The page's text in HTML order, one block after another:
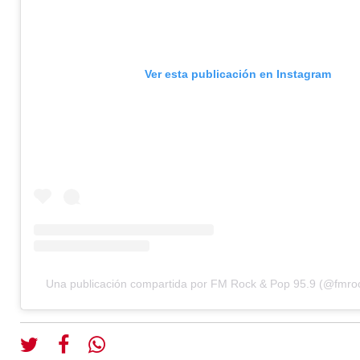
Ver esta publicación en Instagram
Una publicación compartida por FM Rock & Pop 95.9